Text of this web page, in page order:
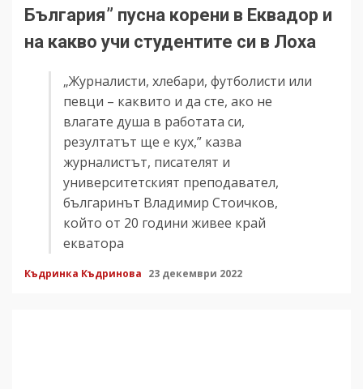
България” пусна корeни в Еквадор и
на какво учи студентите си в Лоха
„Журналисти, хлебари, футболисти или
певци – каквито и да сте, ако не
влагате душа в работата си,
резултатът ще е кух,” казва
журналистът, писателят и
университетският преподавател,
българинът Владимир Стоичков,
който от 20 години живее край
екватора
Къдринка Къдринова 23 декември 2022